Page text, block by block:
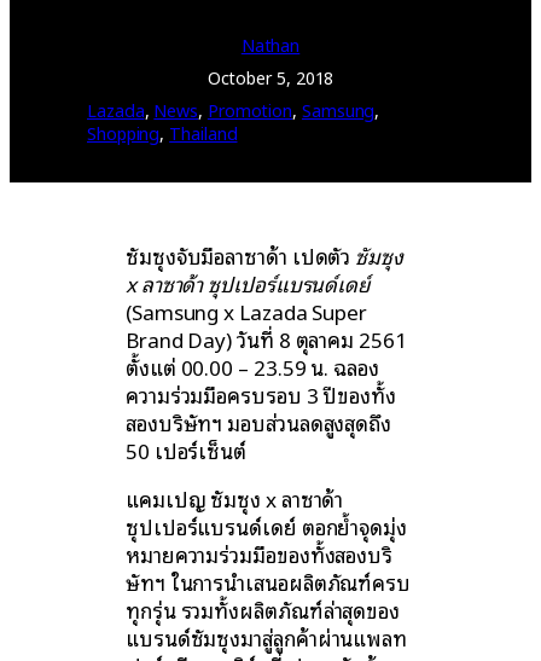
Nathan
October 5, 2018
Lazada, News, Promotion, Samsung
Shopping, Thailand
ซัมซุงจับมือลาซาด้า เปิดตัว ซัมซุง
x ลาซาด้า ซุปเปอร์แบรนด์เดย์
(Samsung x Lazada Super
Brand Day) วันที่ 8 ตุลาคม 2561
ตั้งแต่ 00.00 – 23.59 น. ฉลอง
ความร่วมมือครบรอบ 3 ปีของทั้ง
สองบริษัทฯ มอบส่วนลดสูงสุดถึง
50 เปอร์เซ็นต์
แคมเปญ ซัมซุง x ลาซาด้า
ซุปเปอร์แบรนด์เดย์ ตอกย้ำจุดมุ่ง
หมายความร่วมมือของทั้งสองบริ
ษัทฯ ในการนำเสนอผลิตภัณฑ์ครบ
ทุกรุ่น รวมทั้งผลิตภัณฑ์ล่าสุดของ
แบรนด์ซัมซุงมาสู่ลูกค้าผ่านแพลท